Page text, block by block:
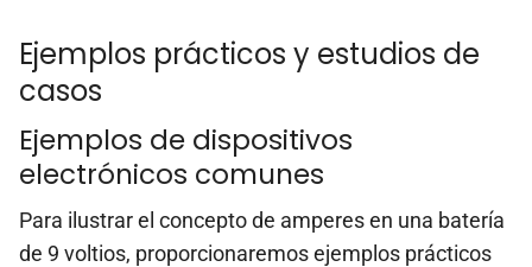
Ejemplos prácticos y estudios de
casos
Ejemplos de dispositivos
electrónicos comunes
Para ilustrar el concepto de amperes en una batería
de 9 voltios, proporcionaremos ejemplos prácticos